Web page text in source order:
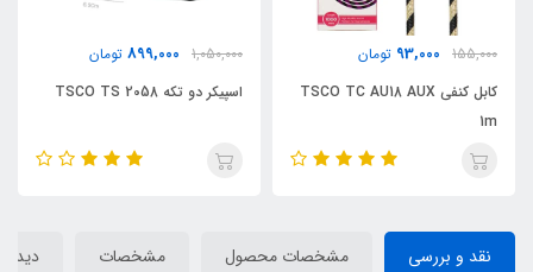
155,000
93,000 تومان
کابل کنفی TSCO TC AU18 AUX
1m
1,050,000
899,000 تومان
اسپیکر دو تکه TSCO TS 2058
نقد و بررسی مشخصات محصول مشخصات